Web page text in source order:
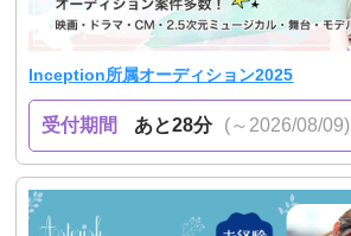
Inception所属オーディション2025
受付期間 あと28分 (～2026/08/09)